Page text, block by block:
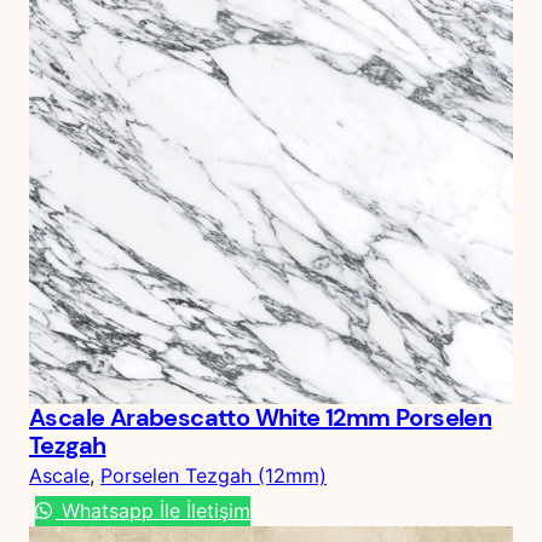
Ascale Arabescatto White 12mm Porselen
Tezgah
Ascale, Porselen Tezgah (12mm)
Whatsapp İle İletişim